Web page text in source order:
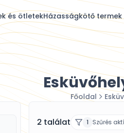
és ötletekHázasságkötő termek
Főoldal
2 találat 1 Szűrés